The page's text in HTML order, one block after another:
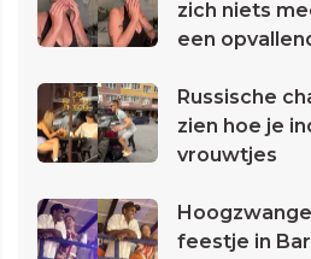
zich niets
een
Russische
zien hoe je
vrouwtjes
feestje in